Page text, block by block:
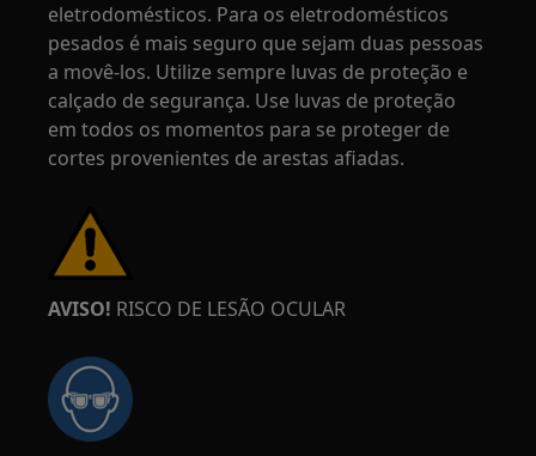
eletrodomésticos. Para os eletrodomésticos
pesados é mais seguro que sejam duas pessoas
a movê-los. Utilize sempre luvas de proteção e
calçado de segurança. Use luvas de proteção
em todos os momentos para se proteger de
cortes provenientes de arestas afiadas.
AVISO! RISCO DE LESÃO OCULAR